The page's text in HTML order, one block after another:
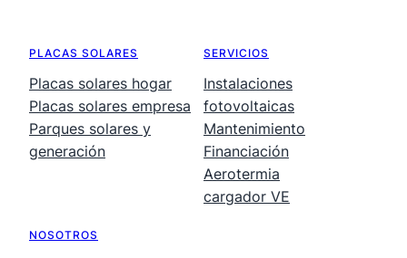
PLACAS SOLARES
Placas solares hogar
Placas solares empresa
Parques solares y
generación
SERVICIOS
Instalaciones
fotovoltaicas
Mantenimiento
Financiación
Aerotermia
cargador VE
NOSOTROS